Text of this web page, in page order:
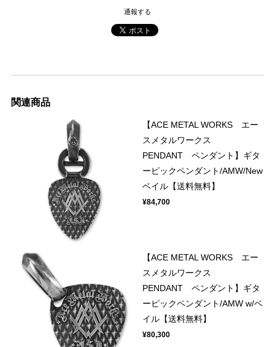
通報する
関連商品
【ACE METAL WORKS エー
スメタルワークス
PENDANT ペンダント】ギタ
ーピックペンダント/AMW/New
ベイル【送料無料】
¥84,700
【ACE METAL WORKS エー
スメタルワークス
PENDANT ペンダント】ギタ
ーピックペンダント/AMW w/ベ
イル【送料無料】
¥80,300